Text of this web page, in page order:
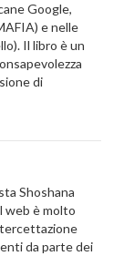
Google,
e nelle
Il libro è un
di
Shoshana
web è molto
da parte dei